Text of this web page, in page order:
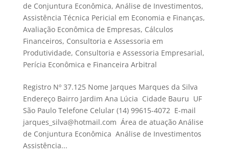
de Conjuntura Econômica, Análise de Investimentos,
Assistência Técnica Pericial em Economia e Finanças,
Avaliação Econômica de Empresas, Cálculos
Financeiros, Consultoria e Assessoria em
Produtividade, Consultoria e Assessoria Empresarial,
Perícia Econômica e Financeira Arbitral
Registro Nº 37.125 Nome Jarques Marques da Silva
Endereço Bairro Jardim Ana Lúcia Cidade Bauru UF
São Paulo Telefone Celular (14) 99615-4072 E-mail
jarques_silva@hotmail.com Área de atuação Análise
de Conjuntura Econômica Análise de Investimentos
Assistência...